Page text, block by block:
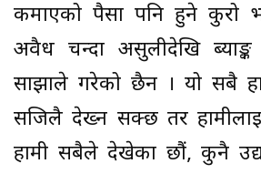
कमाएको पैसा पनि हुने कुरो
अवैध चन्दा असुलीदेखि
साझाले गरेको छैन । यो सबै
सजिलै देख्न सक्छ तर
हामी सबैले देखेका छौं, कुनै